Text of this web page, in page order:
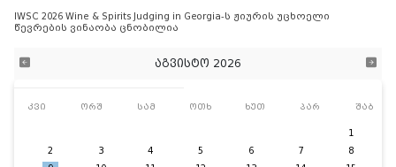
IWSC 2026 Wine & Spirits Judging in Georgia-ს ჟიურის უცხოელი
წევრების ვინაობა ცნობილია
აგვისტო 2026
კვი ორშ სამ ოთხ ხუთ პარ შაბ
1
2
3 4 5 6 7
8